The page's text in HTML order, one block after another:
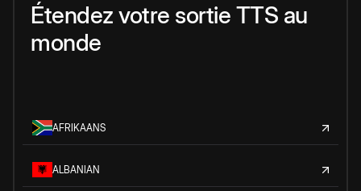
Étendez votre sortie TTS au
monde
AFRIKAANS
ALBANIAN